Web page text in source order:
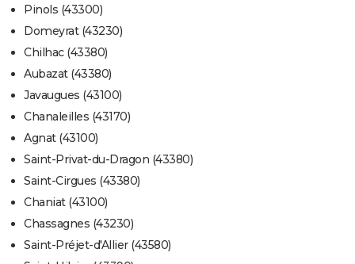
Pinols (43300)
Domeyrat (43230)
Chilhac (43380)
Aubazat (43380)
Javaugues (43100)
Chanaleilles (43170)
Agnat (43100)
Saint-Privat-du-Dragon (43380)
Saint-Cirgues (43380)
Chaniat (43100)
Chassagnes (43230)
Saint-Préjet-d'Allier (43580)